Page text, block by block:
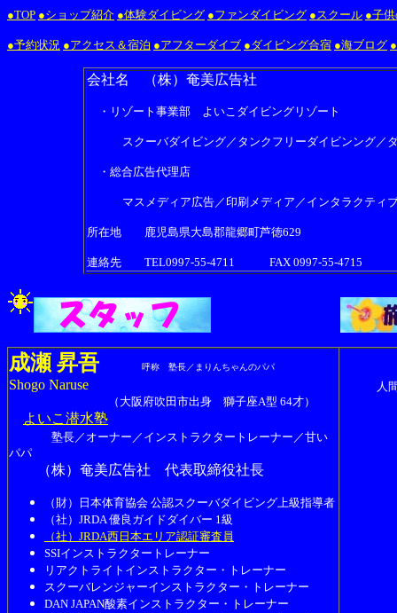
●TOP ●ショップ紹介 ●体験ダイビング ●ファンダイビング ●スクール ●子
●予約状況 ●アクセス＆宿泊 ●アフターダイブ ●ダイビング合宿 ●海ブログ
会社名 （株）奄美広告社
・リゾート事業部 よいこダイビングリゾート
スクーバダイビング／タンクフリーダイビンング／
・総合広告代理店
マスメディア広告／印刷メディア／インタラクティ
所在地 鹿児島県大島郡龍郷町芦徳629
連絡先 TEL0997-55-4711 FAX 0997-55-4715
成瀬 昇吾 呼称 塾長／まりんちゃんのパパ
Shogo Naruse
（大阪府吹田市出身 獅子座A型 64才）
よいこ潜水塾
塾長／オーナー／インストラクタートレーナー／甘い
パパ
（株）奄美広告社 代表取締役社長
（財）日本体育協会 公認スクーバダイビング上級指導者
（社）JRDA 優良ガイドダイバー 1級
（社）JRDA西日本エリア認証審査員
SSIインストラクタートレーナー
リアクトライトインストラクター・トレーナー
スクーバレンジャーインストラクター・トレーナー
DAN JAPAN酸素インストラクター・トレーナー
人